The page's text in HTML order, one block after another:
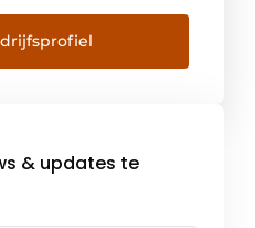
worden met
houdt van koken
ovens
ATAG staat synoniem
& updates te